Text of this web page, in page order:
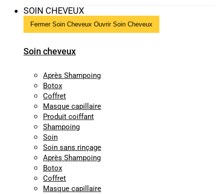
SOIN CHEVEUX
Fermer Soin Cheveux Ouvrir Soin Cheveux
Soin cheveux
Après Shampoing
Botox
Coffret
Masque capillaire
Produit coiffant
Shampoing
Soin
Soin sans rinçage
Après Shampoing
Botox
Coffret
Masque capillaire